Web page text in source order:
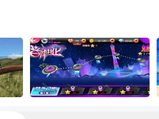
每个角色都有独特玩法，增添
，提升实力，迎接强大敌人的挑